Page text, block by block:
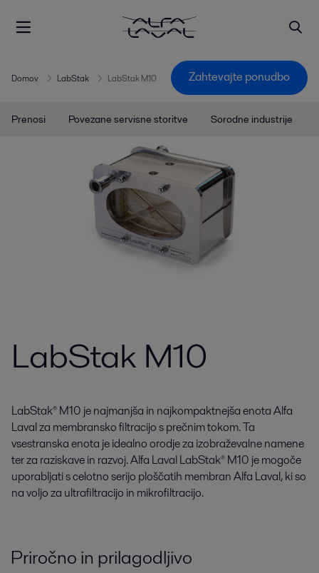
Domov LabStak LabStak M10 Zahtevajte ponudbo
Prenosi Povezane servisne storitve Sorodne industrije
LabStak M10
LabStak® M10 je najmanjša in najkompaktnejša enota Alfa
Laval za membransko filtracijo s prečnim tokom. Ta
vsestranska enota je idealno orodje za izobraževalne namene
ter za raziskave in razvoj. Alfa Laval LabStak® M10 je mogoče
uporabljati s celotno serijo ploščatih membran Alfa Laval, ki so
na voljo za ultrafiltracijo in mikrofiltracijo.
Priročno in prilagodljivo